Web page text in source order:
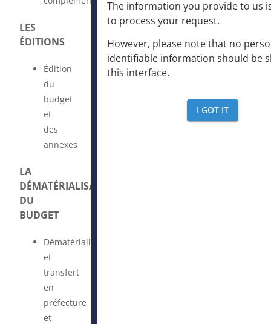
LES
ÉDITIONS
Édition
du
budget
et
des
annexes
LA
DÉMATÉRIALISATION
DU
BUDGET
Dématérialisation
et
transfert
en
préfecture
et
The information you provide to us
to process your request.
However, please note that no
identifiable information should be
this interface.
I GOT IT